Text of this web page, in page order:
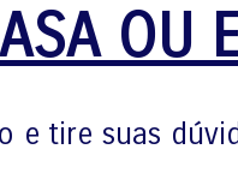
OU
e tire suas